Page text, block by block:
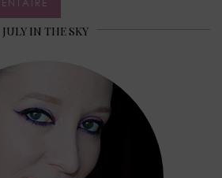
JULY IN THE SKY